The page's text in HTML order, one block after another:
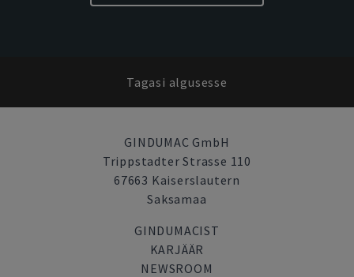
Tagasi algusesse
GINDUMAC GmbH
Trippstadter Strasse 110
67663 Kaiserslautern
Saksamaa
GINDUMACIST
KARJÄÄR
NEWSROOM